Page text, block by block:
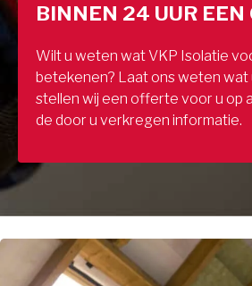
BINNEN 24 UUR EEN
Wilt u weten wat VKP Isolatie
betekenen? Laat ons weten wat
stellen wij een offerte voor u op
de door u verkregen informatie.